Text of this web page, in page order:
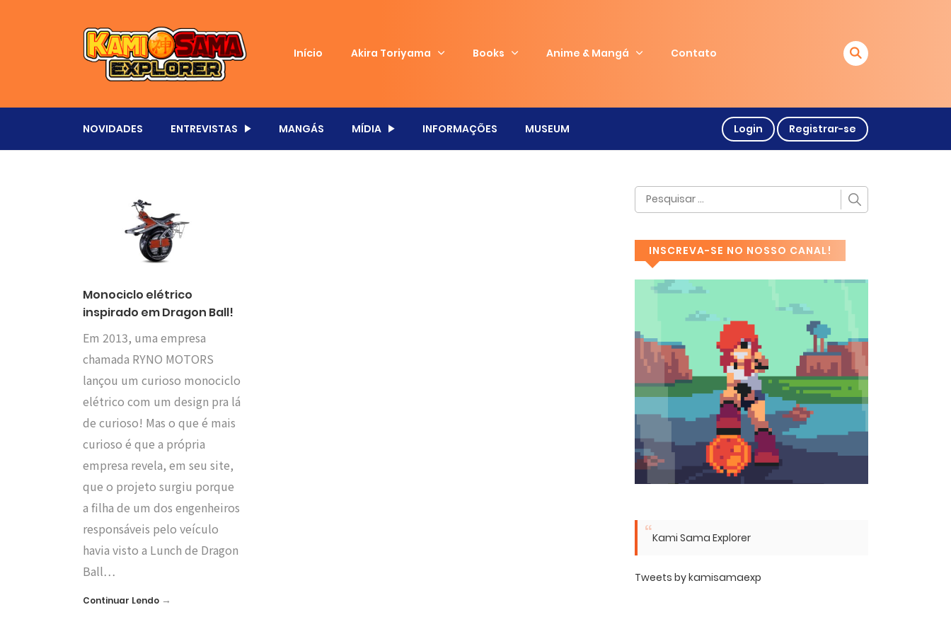
Início Akira Toriyama Books Anime & Mangá Contato
NOVIDADES ENTREVISTAS MANGÁS MÍDIA INFORMAÇÕES MUSEUM Login Registrar-se
Monociclo elétrico
inspirado em Dragon Ball!
Em 2013, uma empresa
chamada RYNO MOTORS
lançou um curioso monociclo
elétrico com um design pra lá
de curioso! Mas o que é mais
curioso é que a própria
empresa revela, em seu site,
que o projeto surgiu porque
a filha de um dos engenheiros
responsáveis pelo veículo
havia visto a Lunch de Dragon
Ball…
Continuar Lendo →
INSCREVA-SE NO NOSSO CANAL!
Kami Sama Explorer
Tweets by kamisamaexp